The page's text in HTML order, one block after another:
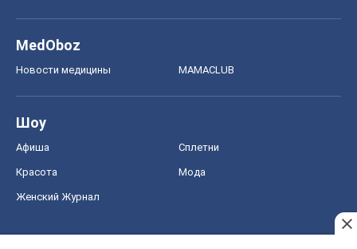
MedOboz
Новости медицины MAMACLUB
Шоу
Афиша Сплетни
Красота Мода
Женский Журнал